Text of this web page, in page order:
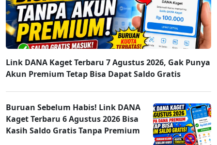
Link DANA Kaget Terbaru 7 Agustus 2026, Gak Punya
Akun Premium Tetap Bisa Dapat Saldo Gratis
Buruan Sebelum Habis! Link DANA
Kaget Terbaru 6 Agustus 2026 Bisa
Kasih Saldo Gratis Tanpa Premium